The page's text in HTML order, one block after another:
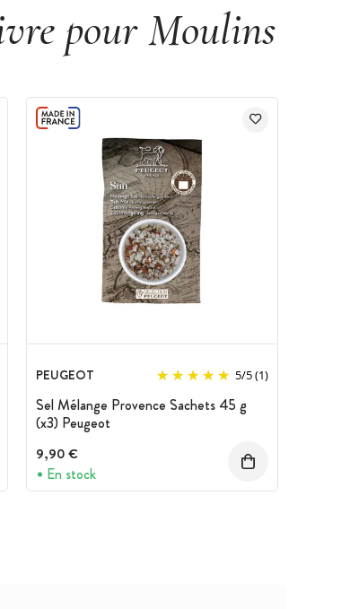
pour Moulins
PEUGEOT 5/5(1)
Sel Mélange Provence Sachets 45 g
(x3) Peugeot
9,90 €
En stock